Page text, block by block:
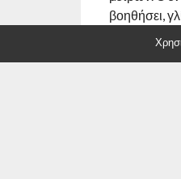
βοηθήσει,
Διοίκηση
βρισκόταν